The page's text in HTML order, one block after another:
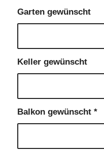
Garten gewünscht
Keller gewünscht
Balkon gewünscht *